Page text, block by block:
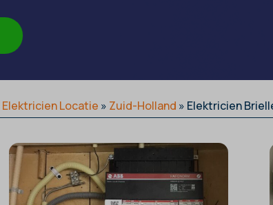
Elektricien Locatie » Zuid-Holland » Elektricien